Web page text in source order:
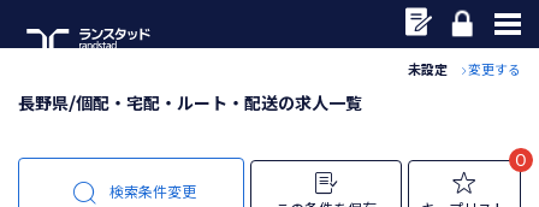
未設定 変更する
長野県/個配・宅配・ルート・配送の求人一覧
検索条件変更
0